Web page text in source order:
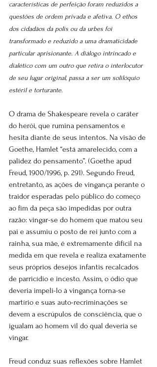
características de perfeição foram reduzidos a
questões de ordem privada e afetiva. O ethos
dos cidadãos da polis ou da urbes foi
transformado e reduzido a uma dramaticidade
particular aprisionante. A diálogo intrincado e
dialético com um outro que retira o interlocutor
de seu lugar original, passa a ser um solilóquio
estéril e torturante.
O drama de Shakespeare revela o caráter
do herói, que rumina pensamentos e
hesita diante de seus intentos. Na visão de
Goethe, Hamlet “está amarelecido, com a
palidez do pensamento”. (Goethe apud
Freud, 1900/1996, p. 291). Segundo Freud,
entretanto, as ações de vingança perante o
traidor esperadas pelo público do começo
ao fim da peça são impedidas por outra
razão: vingar-se do homem que matou seu
pai e assumiu o posto de rei junto com a
rainha, sua mãe, é extremamente difícil na
medida em que revela e realiza exatamente
seus próprios desejos infantis recalcados
de parricídio e incesto. Assim, o ódio que
deveria impeli-lo à vingança torna-se
martírio e suas auto-recriminações se
devem a escrúpulos de consciência, que o
igualam ao homem vil do qual deveria se
vingar.
Freud conduz suas reflexões sobre Hamlet